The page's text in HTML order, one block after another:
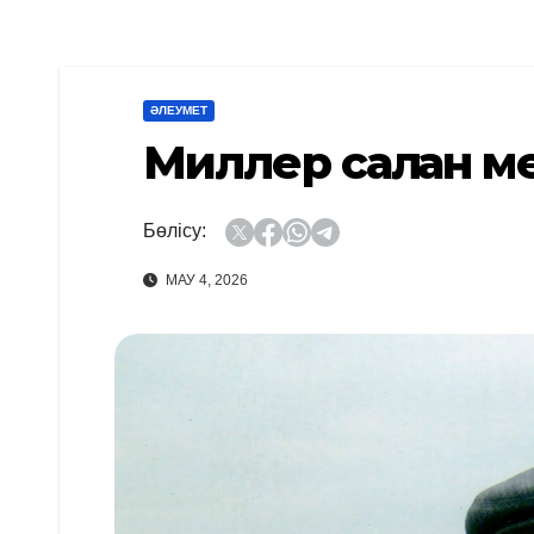
ӘЛЕУМЕТ
Миллер салған
Бөлісу:
МАУ 4, 2026